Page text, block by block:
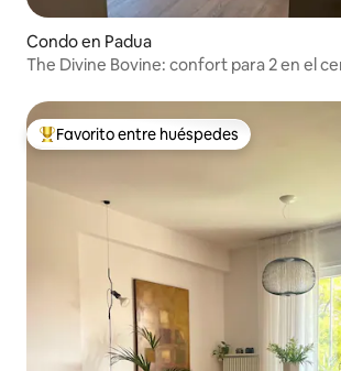
Condo en Padua
The Divine Bovine: confort para 2 en el
Favorito entre huéspedes preferido
Favorito entre huéspedes